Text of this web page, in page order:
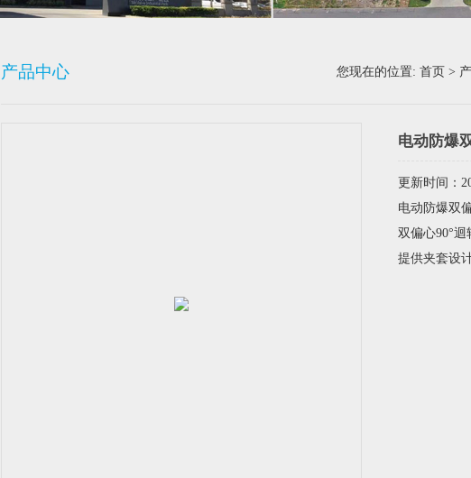
产品中心 您现在的位置: 首页 >
电动防爆
更新时间：
电动防爆双
双偏心90°
提供夹套设